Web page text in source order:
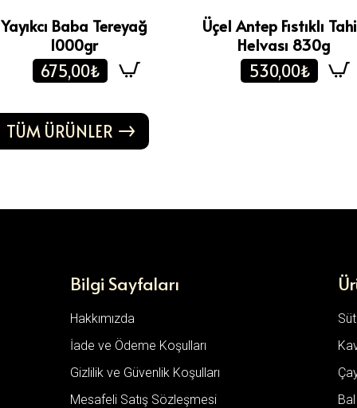
Yayıkcı Baba Tereyağ
1000gr
675,00₺
Üçel Antep Fıstıklı
Helvası 830g
530,00₺
TÜM ÜRÜNLER
Bilgi Sayfaları
Hakkımızda
İade ve Ödeme Koşulları
Gizlilik ve Güvenlik Koşulları
Mesafeli Satış Sözleşmesi